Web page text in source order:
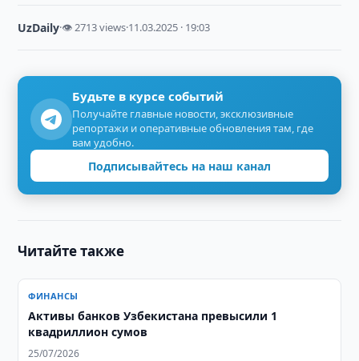
UzDaily·👁 2713 views·11.03.2025 · 19:03
Будьте в курсе событий
Получайте главные новости, эксклюзивные
репортажи и оперативные обновления там, где
вам удобно.
Подписывайтесь на наш канал
Читайте также
ФИНАНСЫ
Активы банков Узбекистана превысили 1
квадриллион сумов
25/07/2026